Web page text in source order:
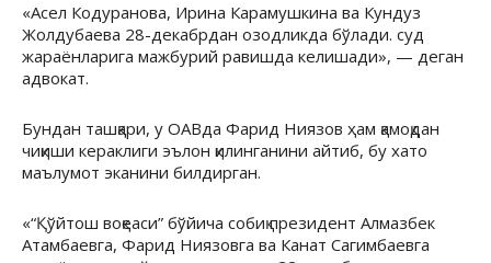
«Асел Кодуранова, Ирина Карамушкина ва Кундуз
Жолдубаева 28-декабрдан озодликда бўлади. суд
жараёнларига мажбурий равишда келишади», — деган
адвокат.
Бундан ташқари, у ОАВда Фарид Ниязов ҳам қамоқдан
чиқиши кераклиги эълон қилинганини айтиб, бу хато
маълумот эканини билдирган.
«“Қўйтош воқеаси” бўйича собиқ президент Алмазбек
Атамбаевга, Фарид Ниязовга ва Канат Сагимбаевга